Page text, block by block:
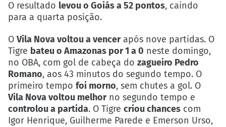
O resultado levou o Goiás a 52 pontos, caindo
para a quarta posição.
O Vila Nova voltou a vencerapós nove partidas. O
Tigre bateu o Amazonas por 1 a 0 neste domingo,
no OBA, com gol de cabeça do zagueiro Pedro
Romano, aos 43 minutos do segundo tempo. O
primeiro tempo foi morno, sem chutes a gol. O
Vila Nova voltou melhorno segundo tempo e
controlou a partida. O Tigre criou chances com
Igor Henrique, Guilherme Parede e Emerson Urso,